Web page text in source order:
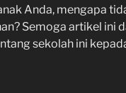
Anda, mengapa
Semoga artikel ini
sekolah ini